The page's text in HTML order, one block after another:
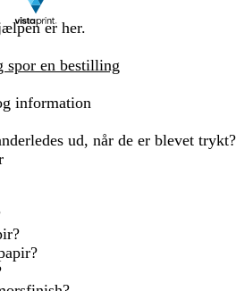
er her.
spor en bestilling
information
ud, når de er blevet trykt?